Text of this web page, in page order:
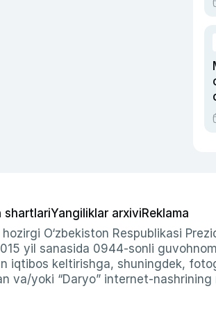
shartlariYangiliklar arxiviReklama
O‘zbekiston Respublikasi
yil sanasida 0944-sonli
iqtibos keltirishga, shuningdek,
va/yoki “Daryo” internet-